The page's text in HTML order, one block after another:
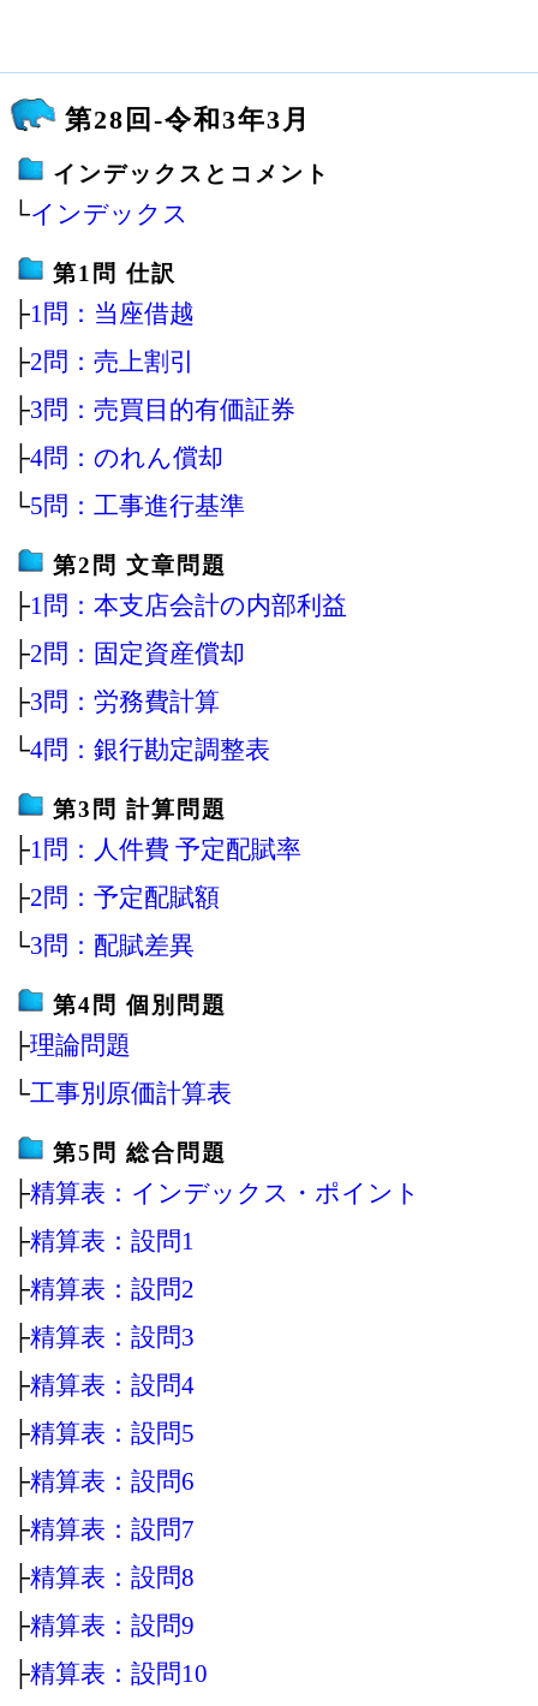
第28回-令和3年3月
インデックスとコメント
└インデックス
第1問 仕訳
├1問：当座借越
├2問：売上割引
├3問：売買目的有価証券
├4問：のれん償却
└5問：工事進行基準
第2問 文章問題
├1問：本支店会計の内部利益
├2問：固定資産償却
├3問：労務費計算
└4問：銀行勘定調整表
第3問 計算問題
├1問：人件費 予定配賦率
├2問：予定配賦額
└3問：配賦差異
第4問 個別問題
├理論問題
└工事別原価計算表
第5問 総合問題
├精算表：インデックス・ポイント
├精算表：設問1
├精算表：設問2
├精算表：設問3
├精算表：設問4
├精算表：設問5
├精算表：設問6
├精算表：設問7
├精算表：設問8
├精算表：設問9
├精算表：設問10